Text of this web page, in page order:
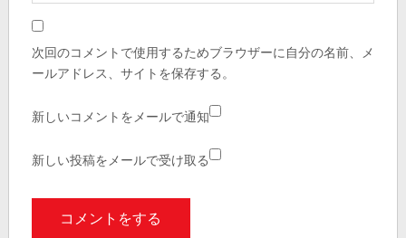
次回のコメントで使用するためブラウザーに自分の名前、メ
ールアドレス、サイトを保存する。
新しいコメントをメールで通知
新しい投稿をメールで受け取る